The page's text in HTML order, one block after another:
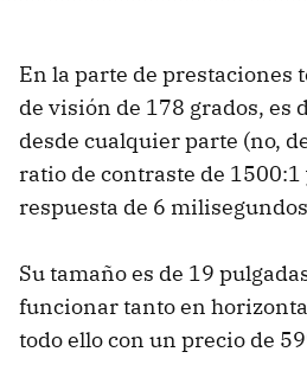
En la parte de prestaciones
de visión de 178 grados, es
desde cualquier parte (no,
ratio de contraste de
respuesta de 6
Su tamaño es de 19
funcionar tanto en
todo ello con un precio de